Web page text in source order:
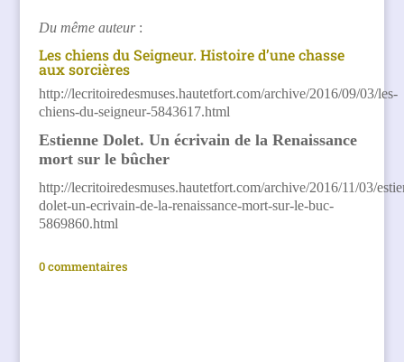
Du même auteur:
Les chiens du Seigneur. Histoire d’une chasse
aux sorcières
http://lecritoiredesmuses.hautetfort.com/archive/2016/09/03/les-
chiens-du-seigneur-5843617.html
Estienne Dolet. Un écrivain de la Renaissance
mort sur le bûcher
http://lecritoiredesmuses.hautetfort.com/archive/2016/11/03/
dolet-un-ecrivain-de-la-renaissance-mort-sur-le-buc-
5869860.html
0 commentaires